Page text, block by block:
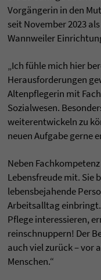
Vorgängerin in den
seit November 2023
Wannweiler
„Ich fühle mich hier
Herausforderungen
Altenpflegerin mit
Sozialwesen.
weiterentwickeln zu
neuen Aufgabe gerne
Neben
Lebensfreude mit. Sie
lebensbejahende
Arbeitsalltag
Pflege interessieren,
reinschnuppern! Der
auch viel zurück – vor
Menschen.“